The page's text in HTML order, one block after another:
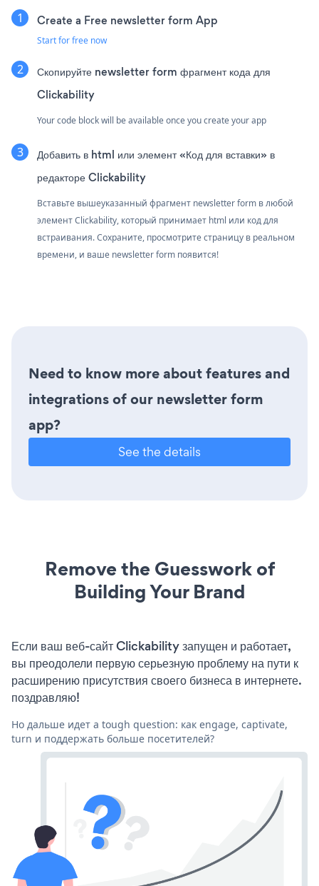
Create a Free newsletter form App
Start for free now
Скопируйте newsletter form фрагмент кода для
Clickability
Your code block will be available once you create your app
Добавить в html или элемент «Код для вставки» в
редакторе Clickability
Вставьте вышеуказанный фрагмент newsletter form в любой
элемент Clickability, который принимает html или код для
встраивания. Сохраните, просмотрите страницу в реальном
времени, и ваше newsletter form появится!
Need to know more about features and
integrations of our newsletter form
app?
See the details
Remove the Guesswork of
Building Your Brand
Если ваш веб-сайт Clickability запущен и работает,
вы преодолели первую серьезную проблему на пути к
расширению присутствия своего бизнеса в интернете.
поздравляю!
Но дальше идет a tough question: как engage, captivate,
turn и поддержать больше посетителей?